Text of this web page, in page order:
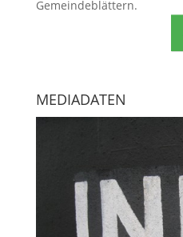
Gemeindeblättern.
MEDIADATEN